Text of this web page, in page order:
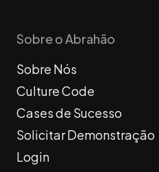
Sobre o Abrahão
Sobre Nós
Culture Code
Cases de Sucesso
Solicitar Demonstração
Login